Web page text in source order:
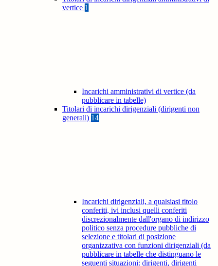
vertice 1
Incarichi amministrativi di vertice (da
pubblicare in tabelle)
Titolari di incarichi dirigenziali (dirigenti non
generali) 14
Incarichi dirigenziali, a qualsiasi titolo
conferiti, ivi inclusi quelli conferiti
discrezionalmente dall'organo di indirizzo
politico senza procedure pubbliche di
selezione e titolari di posizione
organizzativa con funzioni dirigenziali (da
pubblicare in tabelle che distinguano le
seguenti situazioni: dirigenti, dirigenti